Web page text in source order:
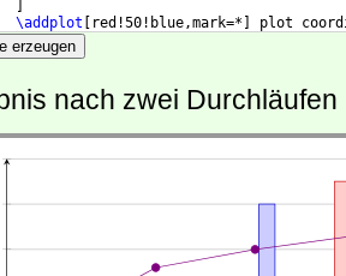
\addplot
red!50!blue,mark=*
plot
{(01, 40.4
erzeugen
nach zwei